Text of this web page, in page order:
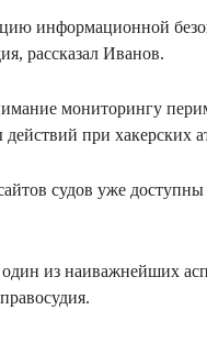
информационной
рассказал Иванов.
мониторингу
при хакерских
судов уже
из наиважнейших